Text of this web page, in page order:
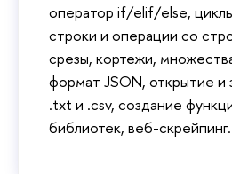
оператор if/elif/else,
строки и операции со
срезы, кортежи,
формат JSON, открытие и
.txt и .csv, создание
библиотек, веб-скрейпинг.